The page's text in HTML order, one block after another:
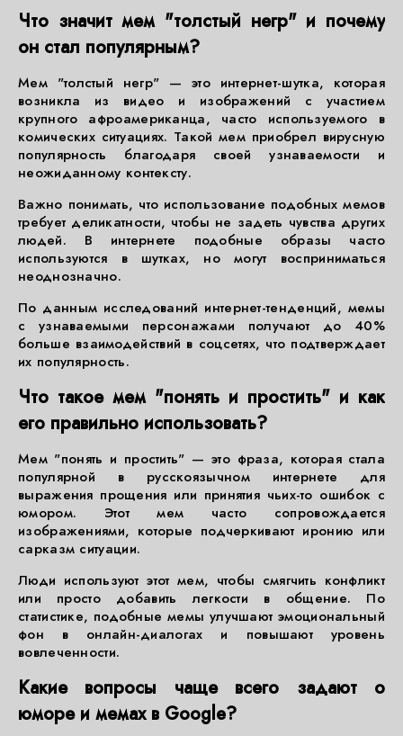
Что значит мем "толстый негр" и почему
он стал популярным?
Мем "толстый негр" — это интернет-шутка, которая
возникла из видео и изображений с участием
крупного афроамериканца, часто используемого в
комических ситуациях. Такой мем приобрел вирусную
популярность благодаря своей узнаваемости и
неожиданному контексту.
Важно понимать, что использование подобных мемов
требует деликатности, чтобы не задеть чувства других
людей. В интернете подобные образы часто
используются в шутках, но могут восприниматься
неоднозначно.
По данным исследований интернет-тенденций, мемы
с узнаваемыми персонажами получают до 40%
больше взаимодействий в соцсетях, что подтверждает
их популярность.
Что такое мем "понять и простить" и как
его правильно использовать?
Мем "понять и простить" — это фраза, которая стала
популярной в русскоязычном интернете для
выражения прощения или принятия чьих-то ошибок с
юмором. Этот мем часто сопровождается
изображениями, которые подчеркивают иронию или
сарказм ситуации.
Люди используют этот мем, чтобы смягчить конфликт
или просто добавить легкости в общение. По
статистике, подобные мемы улучшают эмоциональный
фон в онлайн-диалогах и повышают уровень
вовлеченности.
Какие вопросы чаще всего задают о
юморе и мемах в Google?